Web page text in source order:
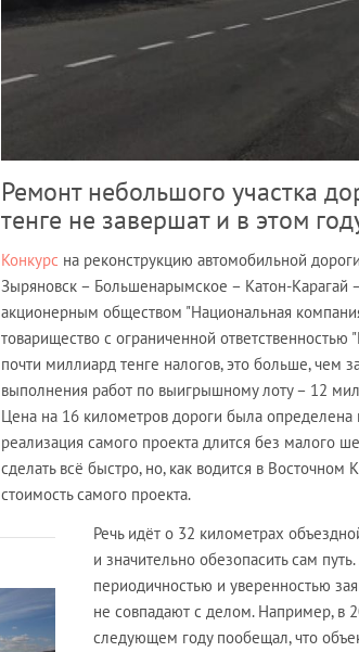
Ремонт небольшого участка
тенге не завершат и в этом
Конкурс на реконструкцию автомобильной
Зыряновск – Большенарымское – Катон-Карагай
акционерным обществом "Национальная
товарищество с ограниченной
почти миллиард тенге налогов, это больше, чем
выполнения работ по выигрышному лоту – 12
Цена на 16 километров дороги была
реализация самого проекта длится без малого
сделать всё быстро, но, как водится в Восточном
стоимость самого проекта.
Речь идёт о 32 километрах
и значительно обезопасить сам
периодичностью и уверенностью
не совпадают с делом. Например, в
следующем году пообещал, что